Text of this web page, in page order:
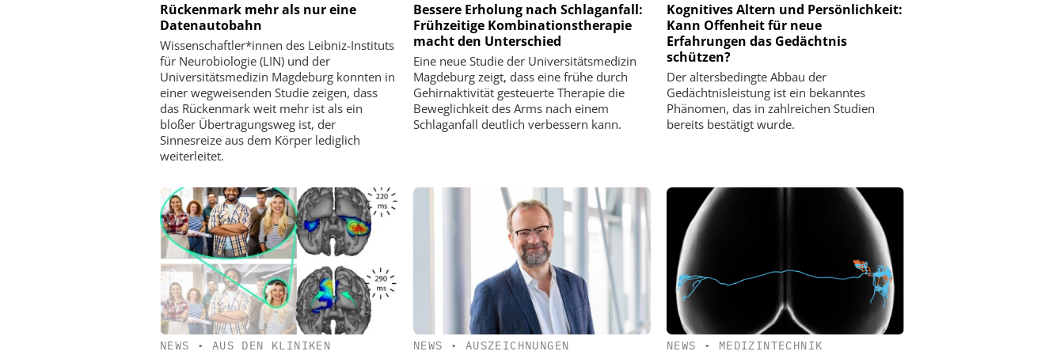
Rückenmark mehr als nur eine
Datenautobahn
Wissenschaftler*innen des Leibniz-Instituts
für Neurobiologie (LIN) und der
Universitätsmedizin Magdeburg konnten in
einer wegweisenden Studie zeigen, dass
das Rückenmark weit mehr ist als ein
bloßer Übertragungsweg ist, der
Sinnesreize aus dem Körper lediglich
weiterleitet.
Bessere Erholung nach Schlaganfall:
Frühzeitige Kombinationstherapie
macht den Unterschied
Eine neue Studie der Universitätsmedizin
Magdeburg zeigt, dass eine frühe durch
Gehirnaktivität gesteuerte Therapie die
Beweglichkeit des Arms nach einem
Schlaganfall deutlich verbessern kann.
Kognitives Altern und Persönlichkeit:
Kann Offenheit für neue
Erfahrungen das Gedächtnis
schützen?
Der altersbedingte Abbau der
Gedächtnisleistung ist ein bekanntes
Phänomen, das in zahlreichen Studien
bereits bestätigt wurde.
NEWS • AUS DEN KLINIKEN NEWS • AUSZEICHNUNGEN NEWS • MEDIZINTECHNIK